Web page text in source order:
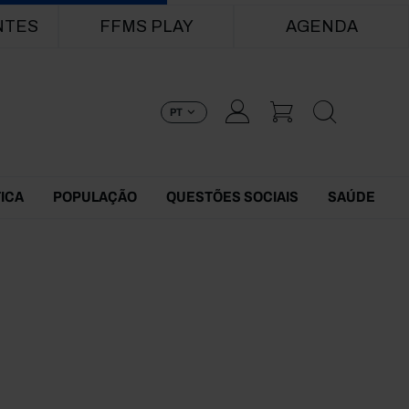
FFMS PLAY AGENDA
PT
POPULAÇÃO QUESTÕES SOCIAIS SAÚDE